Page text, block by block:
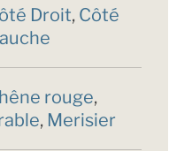
Droit, Côté
rouge,
, Merisier